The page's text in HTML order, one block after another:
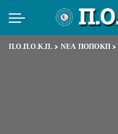
Π.Ο.Π.Ο.Κ.Π.> ΝΕΑ ΠΟΠΟΚΠ >